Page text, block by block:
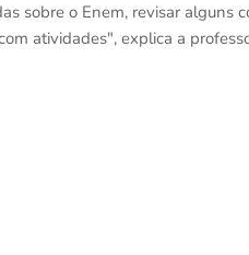
sobre o Enem, revisar alguns
atividades", explica a